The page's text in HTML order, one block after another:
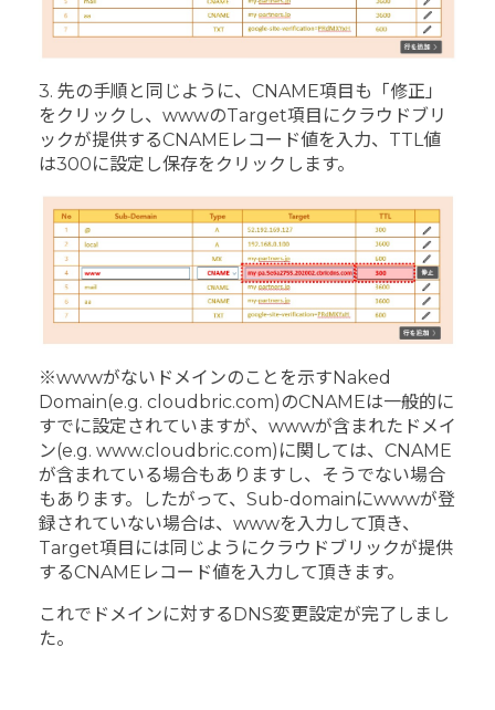
3. 先の手順と同じように、CNAME項目も「修正」
をクリックし、wwwのTarget項目にクラウドブリ
ックが提供するCNAMEレコード値を入力、TTL値
は300に設定し保存をクリックします。
※wwwがないドメインのことを示すNaked
Domain(e.g. cloudbric.com)のCNAMEは一般的に
すでに設定されていますが、wwwが含まれたドメイ
ン(e.g. www.cloudbric.com)に関しては、CNAME
が含まれている場合もありますし、そうでない場合
もあります。したがって、Sub-domainにwwwが登
録されていない場合は、wwwを入力して頂き、
Target項目には同じようにクラウドブリックが提供
するCNAMEレコード値を入力して頂きます。
これでドメインに対するDNS変更設定が完了しまし
た。